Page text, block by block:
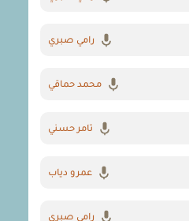
رامي صبري
محمد حماقي
تامر حسني
عمرو دياب
رامي صبري